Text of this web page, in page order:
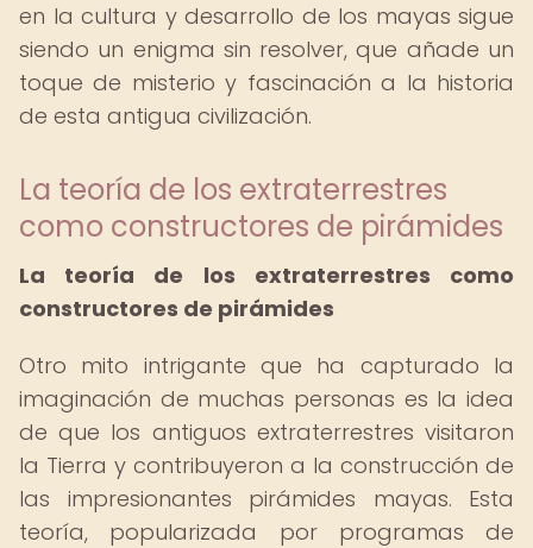
en la cultura y desarrollo de los mayas sigue
siendo un enigma sin resolver, que añade un
toque de misterio y fascinación a la historia
de esta antigua civilización.
La teoría de los extraterrestres
como constructores de pirámides
La teoría de los extraterrestres como
constructores de pirámides
Otro mito intrigante que ha capturado la
imaginación de muchas personas es la idea
de que los antiguos extraterrestres visitaron
la Tierra y contribuyeron a la construcción de
las impresionantes pirámides mayas. Esta
teoría, popularizada por programas de